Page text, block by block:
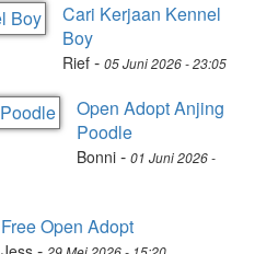
Cari Kerjaan Kennel
Boy
Rief - 05 Juni 2026 - 23:05
Open Adopt Anjing
Poodle
Bonni - 01 Juni 2026 -
Free Open Adopt